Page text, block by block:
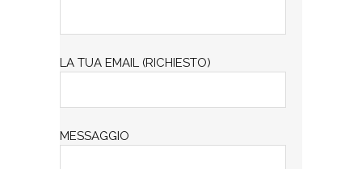
LA TUA EMAIL (RICHIESTO)
MESSAGGIO